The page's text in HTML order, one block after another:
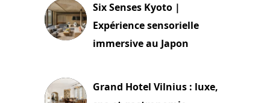
Six Senses Kyoto |
Expérience sensorielle
immersive au Japon
Grand Hotel Vilnius : luxe,